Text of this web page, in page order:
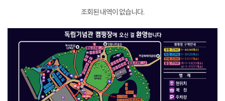
조회된 내역이 없습니다.